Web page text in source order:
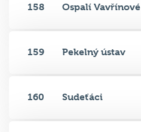
158 Ospalí Vavřínové
159 Pekelný ústav
160 Sudeťáci